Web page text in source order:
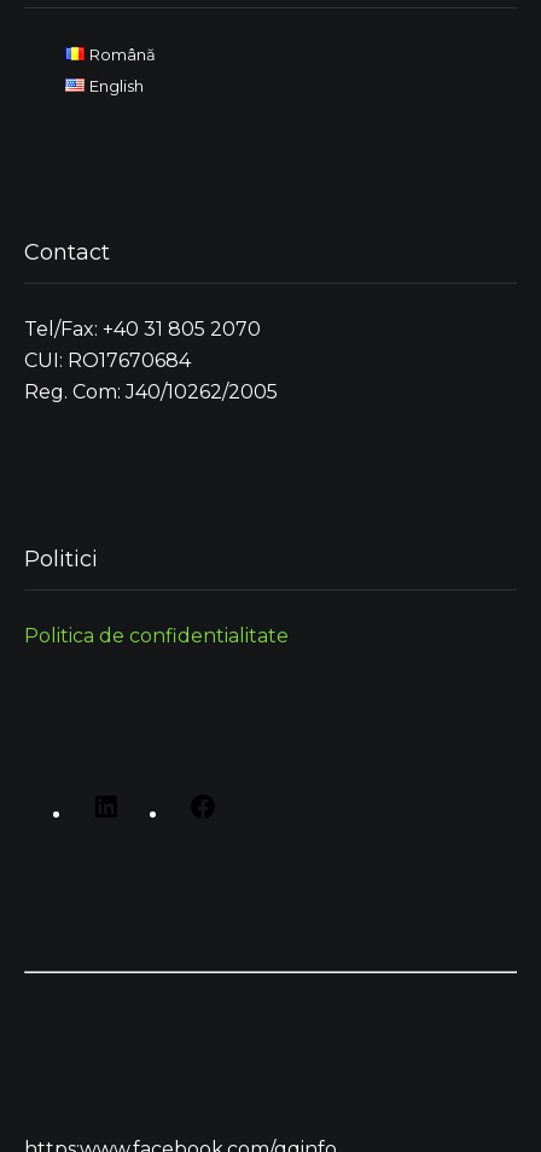
Română
English
Contact
Tel/Fax: +40 31 805 2070
CUI: RO17670684
Reg. Com: J40/10262/2005
Politici
Politica de confidentialitate